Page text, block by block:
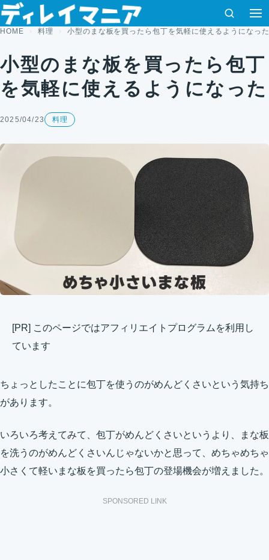
コンテンツへスキップ
検索
HOME 料理 小型のまな板を買ったら包丁を気軽に使えるようになった
小型のまな板を買ったら包丁
を気軽に使えるようになった
2025/04/23 料理
[PR] このページではアフィリエイトプログラムを利用し
ています
ちょっとしたことに包丁を使うのがめんどくさいという気持ち
があります。
いろいろ考えてみて、包丁がめんどくさいというより、まな板
を洗うのがめんどくさいんじゃないかと思って、めちゃめちゃ
小さくて軽いまな板を買ったら包丁の登場機会が増えました。
SPONSORED LINK